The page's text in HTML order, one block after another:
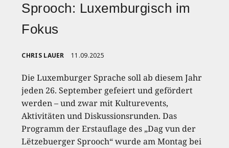
Sprooch: Luxemburgisch im
Fokus
CHRIS LAUER 11.09.2025
Die Luxemburger Sprache soll ab diesem Jahr
jeden 26. September gefeiert und gefördert
werden – und zwar mit Kulturevents,
Aktivitäten und Diskussionsrunden. Das
Programm der Erstauflage des „Dag vun der
Lëtzebuerger Sprooch“ wurde am Montag bei